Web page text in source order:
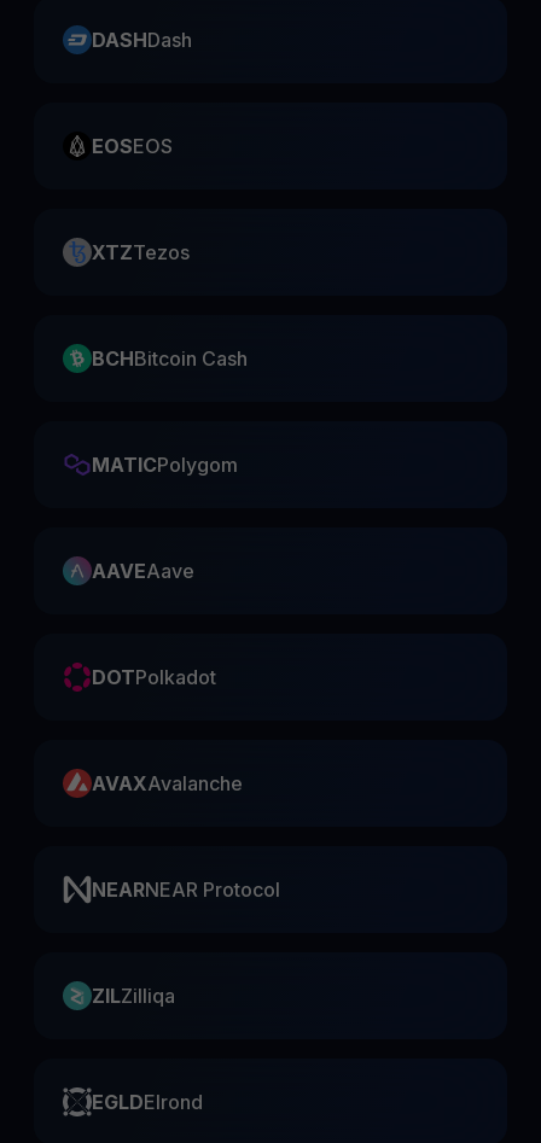
DASHDash
EOSEOS
XTZTezos
BCHBitcoin Cash
MATICPolygom
AAVEAave
DOTPolkadot
AVAXAvalanche
NEARNEAR Protocol
ZILZilliqa
EGLDElrond